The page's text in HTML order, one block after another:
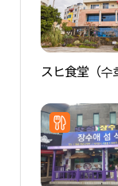
スヒ食堂（수